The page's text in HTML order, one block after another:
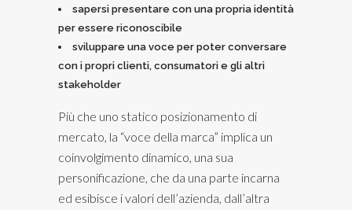
sapersi presentare con una propria identità
per essere riconoscibile
sviluppare una voce per poter conversare
con i propri clienti, consumatori e gli altri
stakeholder
Più che uno statico posizionamento di
mercato, la “voce della marca” implica un
coinvolgimento dinamico, una sua
personificazione, che da una parte incarna
ed esibisce i valori dell’azienda, dall’altra